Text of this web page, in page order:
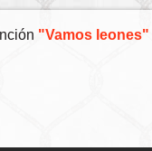
"Vamos leones"